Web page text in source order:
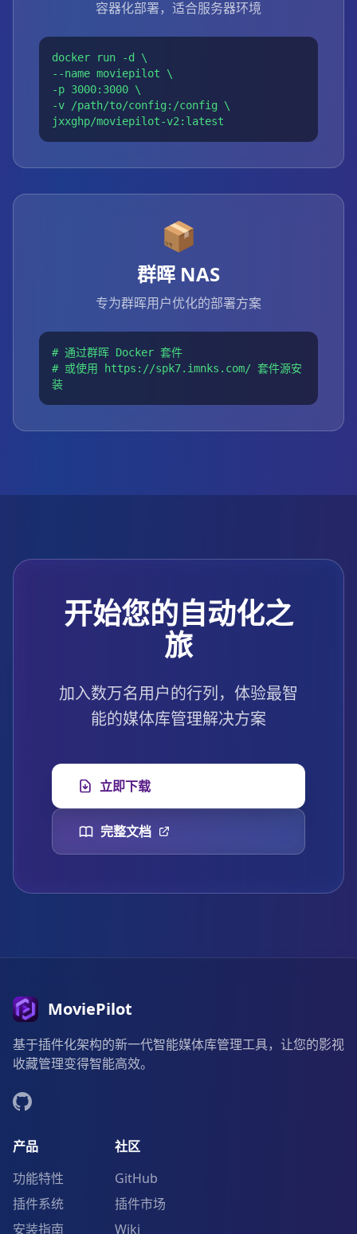
容器化部署，适合服务器环境
docker run -d \
--name moviepilot \
-p 3000:3000 \
-v /path/to/config:/config \
jxxghp/moviepilot-v2:latest
📦
群晖 NAS
专为群晖用户优化的部署方案
# 通过群晖 Docker 套件
# 或使用 https://spk7.imnks.com/ 套件源安
装
开始您的自动化之
旅
加入数万名用户的行列，体验最智
能的媒体库管理解决方案
立即下载
完整文档
MoviePilot
基于插件化架构的新一代智能媒体库管理工具，让您的影视
收藏管理变得智能高效。
产品
功能特性
插件系统
安装指南
社区
GitHub
插件市场
Wiki